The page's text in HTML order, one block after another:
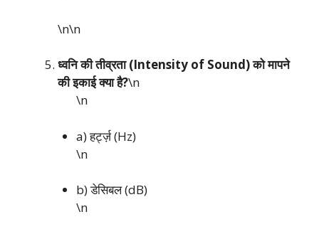
\n\n
ध्वनि की तीव्रता (Intensity of Sound) को मापने
की इकाई क्या है?\n
\n
a) हर्ट्ज़ (Hz)
\n
b) डेसिबल (dB)
\n